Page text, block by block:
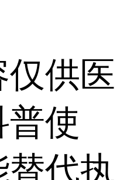
供医
使
替代执